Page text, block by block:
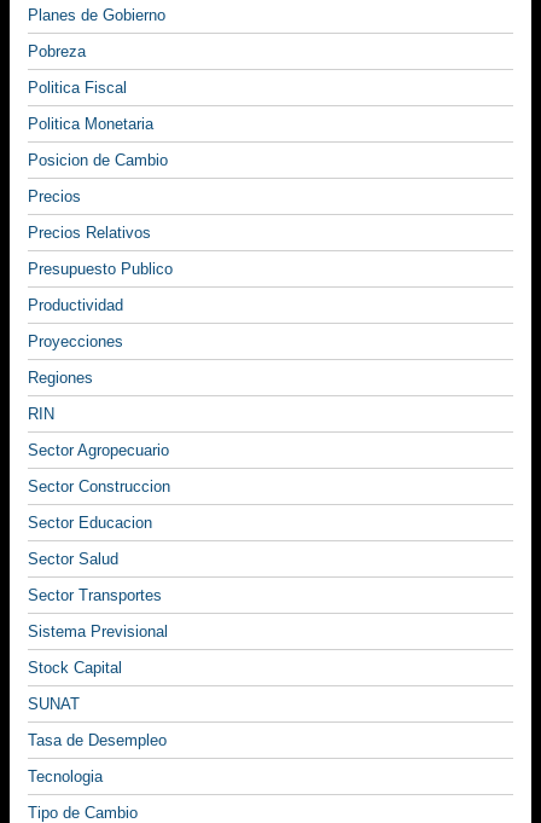
Planes de Gobierno
Pobreza
Politica Fiscal
Politica Monetaria
Posicion de Cambio
Precios
Precios Relativos
Presupuesto Publico
Productividad
Proyecciones
Regiones
RIN
Sector Agropecuario
Sector Construccion
Sector Educacion
Sector Salud
Sector Transportes
Sistema Previsional
Stock Capital
SUNAT
Tasa de Desempleo
Tecnologia
Tipo de Cambio